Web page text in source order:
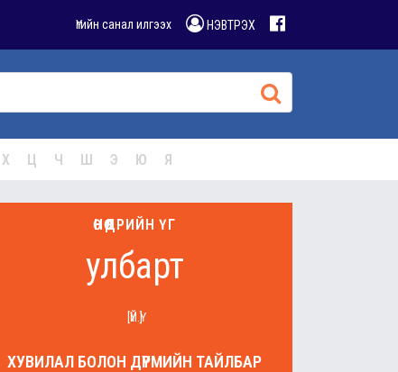
Үгийн санал илгээх НЭВТРЭХ
Х Ц Ч Ш Э Ю Я
ӨНӨӨДРИЙН ҮГ
улбарт
[ҮЙ.Ү]
ХУВИЛАЛ БОЛОН ДҮРМИЙН ТАЙЛБАР